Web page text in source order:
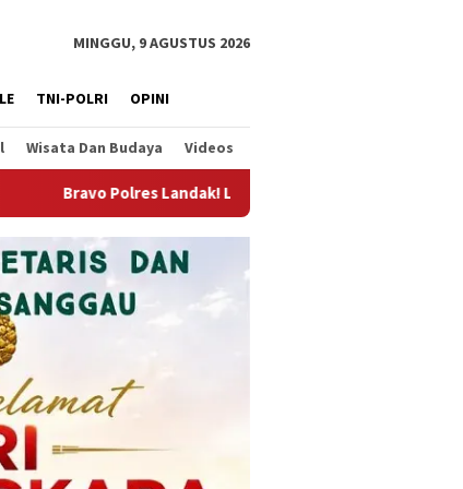
MINGGU, 9 AGUSTUS 2026
TNI-POLRI OPINI
Wisata Dan Budaya Videos
Ungkap Penyalahgunaan Narkotika, 2 Orang Diamankan